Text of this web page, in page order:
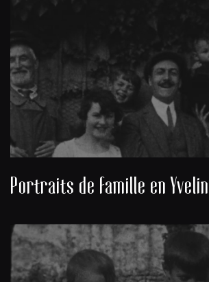
Portraits de famille en